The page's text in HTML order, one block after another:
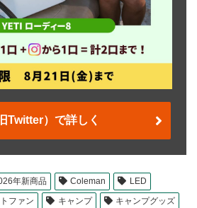
Twitter）で詳しく
年新商品 Coleman
LED
ファン
キャンプ
キャンプグッズ